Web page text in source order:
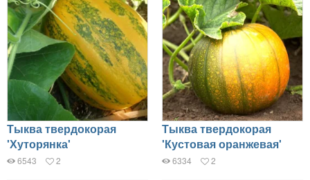
Тыква твердокорая
'Хуторянка'
6543 2
Тыква твердокорая
'Кустовая оранжевая'
6334 2